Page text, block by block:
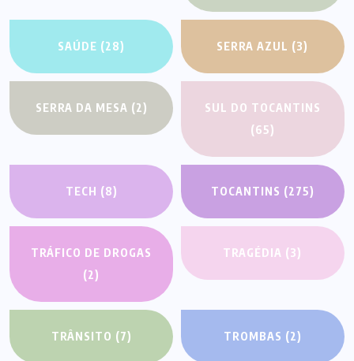
SAÚDE (28) SERRA AZUL (3)
SERRA DA MESA (2)
SUL DO TOCANTINS
(65)
TECH (8) TOCANTINS (275)
TRÁFICO DE DROGAS
(2)
TRAGÉDIA (3)
TRÂNSITO (7) TROMBAS (2)